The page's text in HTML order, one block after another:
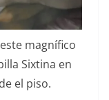
magnífico
Sixtina en
el piso.